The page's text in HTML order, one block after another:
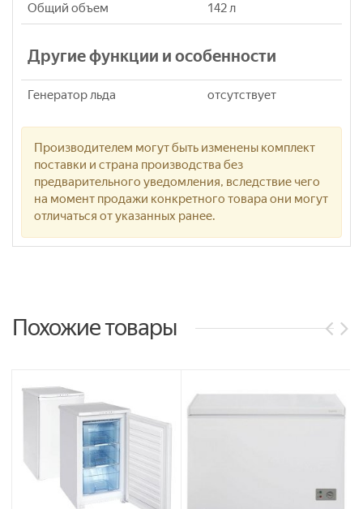
Общий объем 142 л
Другие функции и особенности
Генератор льда отсутствует
Производителем могут быть изменены комплект
поставки и страна производства без
предварительного уведомления, вследствие чего
на момент продажи конкретного товара они могут
отличаться от указанных ранее.
Похожие товары